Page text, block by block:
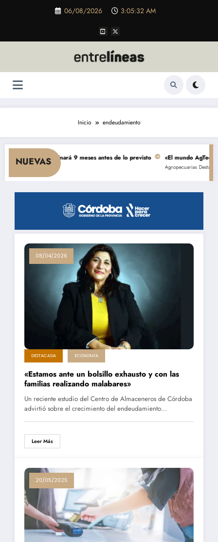
06/08/2026 3:05:33 AM
Inicio endeudamiento
NUEVAS
se terminará 9 meses antes de lo previsto «El mundo AgTech es
Agropecuarias Destacada
08/04/2026
DESTACADA ECONOMÍA
«Estamos ante un bolsillo exhausto y con las
familias realizando malabares»
Un reciente estudio del Centro de Almaceneros de Córdoba
advirtió sobre el crecimiento del endeudamiento…
Leer Más
20/05/2025